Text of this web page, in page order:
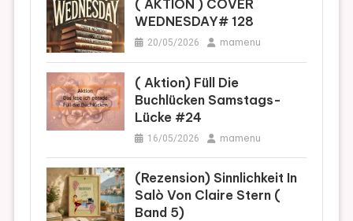
( AKTION ) COVER
WEDNESDAY# 128
20/05/2026 mamenu
( Aktion) Füll Die
Buchlücken Samstags-
Lücke #24
16/05/2026 mamenu
(Rezension) Sinnlichkeit In
Salò Von Claire Stern (
Band 5)